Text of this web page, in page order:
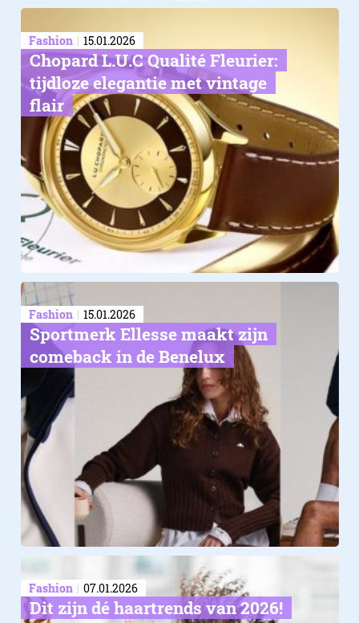
Fashion 15.01.2026
Chopard L.U.C Qualité Fleurier:
tijdloze elegantie met vintage
flair
Fashion 15.01.2026
Sportmerk Ellesse maakt zijn
comeback in de Benelux
Fashion 07.01.2026
Dit zijn dé haartrends van 2026!